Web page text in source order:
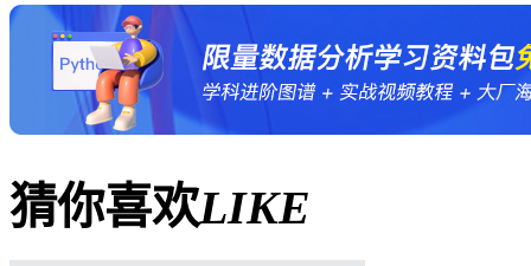
猜你喜欢LIKE